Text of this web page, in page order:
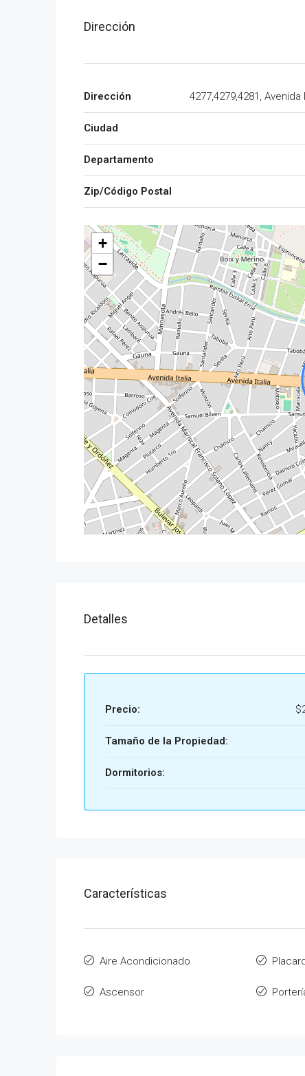
Dirección
Dirección 4277,4279,4281,
Ciudad
Departamento
Zip/Código Postal
+
−
Detalles
Precio:
Tamaño de la Propiedad:
Dormitorios:
Características
Aire Acondicionado
Ascensor